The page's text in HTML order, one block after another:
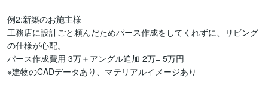
例2:新築のお施主様
工務店に設計ごと頼んだためパース作成をしてくれずに、リビング
の仕様が心配。
パース作成費用 3万＋アングル追加 2万= 5万円
※建物のCADデータあり、マテリアルイメージあり